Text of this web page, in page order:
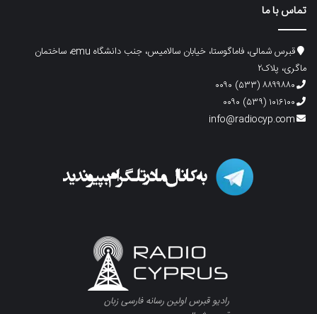
تماس با ما
قبرس شمالی، فاماگوستا، خیابان سالامیس، جنب دانشگاه emu، ساختمان
ماگری، پلاک۲
۸۸۹۹۸۸۰ (۵۳۳) ۰۰۹۰
۱۰۱۶۱۰۰ (۵۳۹) ۰۰۹۰
info@radiocyp.com
رادیو قبرس اولین رسانه فارسی زبان